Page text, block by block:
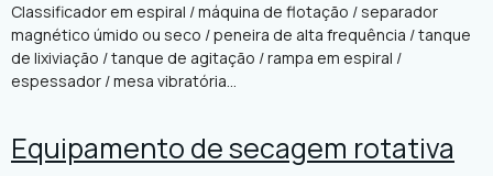
Classificador em espiral / máquina de flotação / separador
magnético úmido ou seco / peneira de alta frequência / tanque
de lixiviação / tanque de agitação / rampa em espiral /
espessador / mesa vibratória...
Equipamento de secagem rotativa